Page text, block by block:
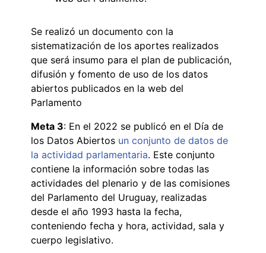
Se realizó un documento con la
sistematización de los aportes realizados
que será insumo para el plan de publicación,
difusión y fomento de uso de los datos
abiertos publicados en la web del
Parlamento
Meta 3: En el 2022 se publicó en el Día de
los Datos Abiertos un conjunto de datos de
la actividad parlamentaria. Este conjunto
contiene la información sobre todas las
actividades del plenario y de las comisiones
del Parlamento del Uruguay, realizadas
desde el año 1993 hasta la fecha,
conteniendo fecha y hora, actividad, sala y
cuerpo legislativo.